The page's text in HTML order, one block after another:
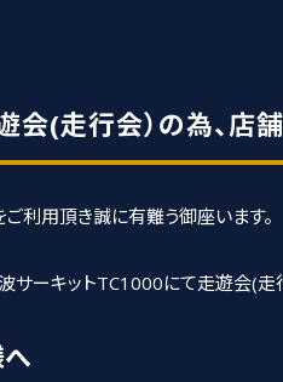
(走行会）の為、店
利用頂き誠に有難う御座います。
サーキットTC1000にて走遊会(走